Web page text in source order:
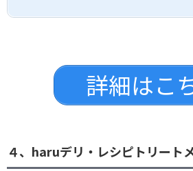
詳細はこ
４、haruデリ・レシピトリート